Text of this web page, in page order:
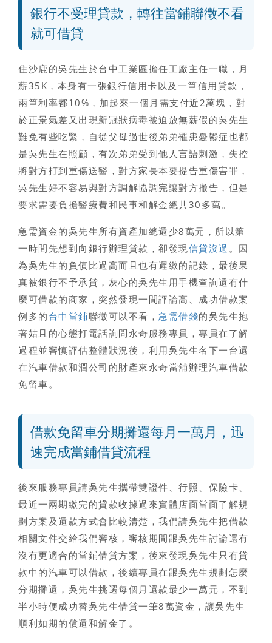
銀行不受理貸款，轉往當鋪聯徵不看
就可借貸
住沙鹿的吳先生於台中工業區擔任工廠主任一職，月
薪35K，本身有一張銀行信用卡以及一筆信用貸款，
兩筆利率都10%，加起來一個月需支付近2萬塊，對
於正景氣差又出現新冠狀病毒被迫放無薪假的吳先生
難免有些吃緊，自從父母過世後弟弟罹患憂鬱症也都
是吳先生在照顧，有次弟弟受到他人言語刺激，失控
將對方打到重傷送醫，對方家長本要提告重傷害罪，
吳先生好不容易與對方調解協調完讓對方撤告，但是
要求需要負擔醫療費和民事和解金總共30多萬。
急需資金的吳先生所有資產加總還少8萬元，所以第
一時間先想到向銀行辦理貸款，卻發現 信貸沒過 。因
為吳先生的負債比過高而且也有遲繳的記錄，最後果
真被銀行不予承貸，灰心的吳先生用手機查詢還有什
麼可借款的商家，突然發現一間評論高、成功借款案
例多的 台中當鋪聯徵可以不看， 急需借錢的吳先生抱
著姑且的心態打電話詢問永奇服務專員，專員在了解
過程並審慎評估整體狀況後，利用吳先生名下一台還
在汽車借款和潤公司的財產來永奇當舖辦理汽車借款
免留車 。
借款免留車分期攤還每月一萬月，迅
速完成當鋪借貸流程
後來服務專員請吳先生攜帶雙證件、行照、保險卡、
最近一兩期繳完的貸款收據過來實體店面當面了解規
劃方案及還款方式會比較清楚，我們請吳先生把借款
相關文件交給我們審核，審核期間跟吳先生討論還有
沒有更適合的當鋪借貸方案，後來發現吳先生只有貸
款中的汽車可以借款，後續專員在跟吳先生規劃怎麼
分期攤還，吳先生挑選每個月還款最少一萬元，不到
半小時便成功替吳先生借貸一筆8萬資金，讓吳先生
順利如期的償還和解金了。